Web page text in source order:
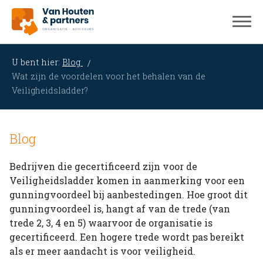
U bent hier: Blog
Wat zijn de voordelen voor het behalen van de
Veiligheidsladder?
Blog
Bedrijven die gecertificeerd zijn voor de
Veiligheidsladder komen in aanmerking voor een
gunningvoordeel bij aanbestedingen. Hoe groot dit
gunningvoordeel is, hangt af van de trede (van
trede 2, 3, 4 en 5) waarvoor de organisatie is
gecertificeerd. Een hogere trede wordt pas bereikt
als er meer aandacht is voor veiligheid.